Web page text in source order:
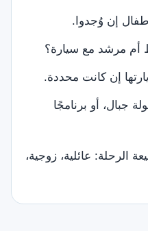
إن وُجدوا.
أم مرشد مع سيارة؟
إن كانت محددة.
جبال، أو برنامجًا
الرحلة: عائلية، زوجية،